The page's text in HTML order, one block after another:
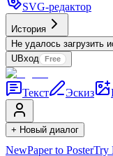
SVG-редактор
История
Не удалось загрузить
UВход Free
Текст Эскиз
+ Новый диалог
NewPaper to PosterTry